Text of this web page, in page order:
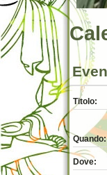
Titolo:
Quando:
Dove: